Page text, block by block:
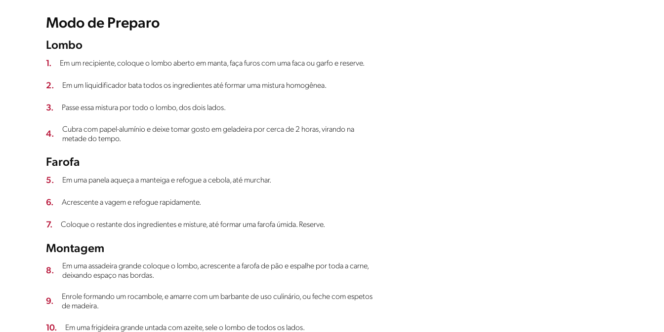
Modo de Preparo
Lombo
1. Em um recipiente, coloque o lombo aberto em manta, faça furos com uma faca ou garfo e reserve.
2. Em um liquidificador bata todos os ingredientes até formar uma mistura homogênea.
3. Passe essa mistura por todo o lombo, dos dois lados.
4.
Cubra com papel-alumínio e deixe tomar gosto em geladeira por cerca de 2 horas, virando na
metade do tempo.
Farofa
5. Em uma panela aqueça a manteiga e refogue a cebola, até murchar.
6. Acrescente a vagem e refogue rapidamente.
7. Coloque o restante dos ingredientes e misture, até formar uma farofa úmida. Reserve.
Montagem
8.
Em uma assadeira grande coloque o lombo, acrescente a farofa de pão e espalhe por toda a carne,
deixando espaço nas bordas.
9.
Enrole formando um rocambole, e amarre com um barbante de uso culinário, ou feche com espetos
de madeira.
10. Em uma frigideira grande untada com azeite, sele o lombo de todos os lados.